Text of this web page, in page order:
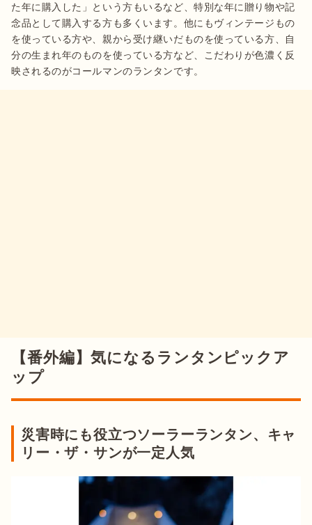
た年に購入した」という方もいるなど、特別な年に贈り物や記
念品として購入する方も多くいます。他にもヴィンテージもの
を使っている方や、親から受け継いだものを使っている方、自
分の生まれ年のものを使っている方など、こだわりが色濃く反
映されるのがコールマンのランタンです。
【番外編】気になるランタンピックア
ップ
災害時にも役立つソーラーランタン、キャ
リー・ザ・サンが一定人気